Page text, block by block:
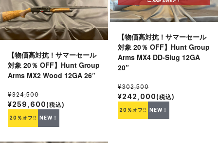
【物価高対抗！サマーセール
対象 20％ OFF】Hunt Group
Arms MX2 Wood 12GA 26”
¥324,500
¥259,600 (税込)
20％オフ‼ NEW！
【物価高対抗！サマーセール
対象 20％ OFF】Hunt Group
Arms MX4 DD-Slug 12GA
20”
¥302,500
¥242,000 (税込)
20％オフ‼ NEW！